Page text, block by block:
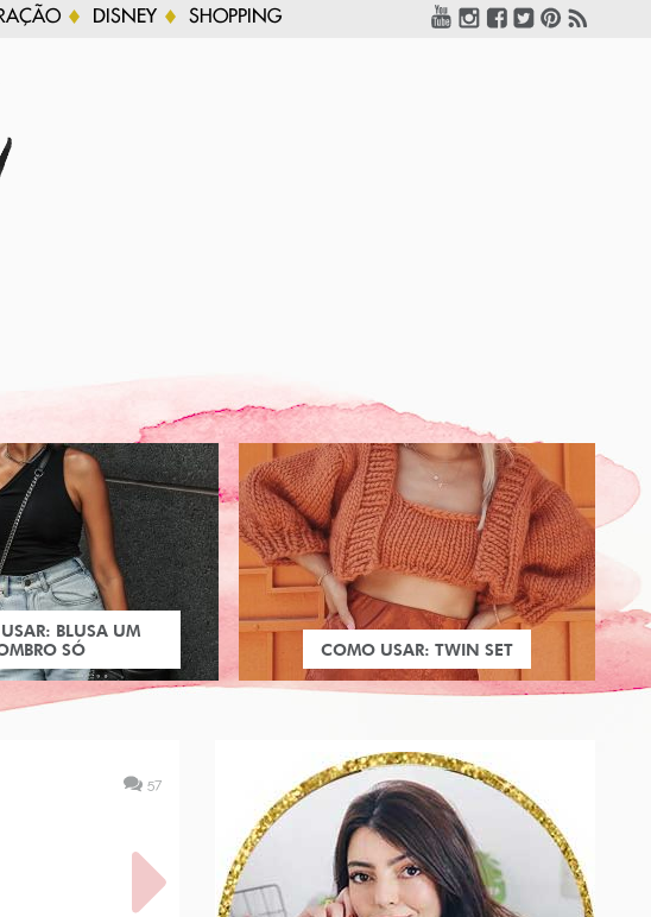
DISNEY SHOPPING
BLUSA UM
SÓ
COMO USAR: TWIN SET
57